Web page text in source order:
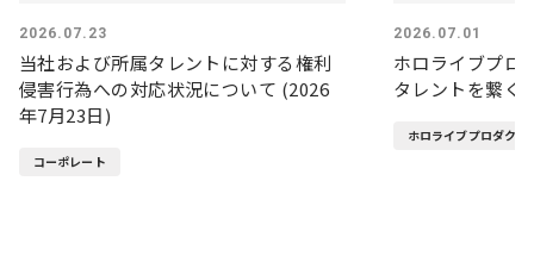
2026.07.23
当社および所属タレントに対する権利
侵害行為への対応状況について (2026
年7月23日)
コーポレート
2026.07.01
ホロライブプロ
タレントを繋ぐ
ホロライブプロダクシ